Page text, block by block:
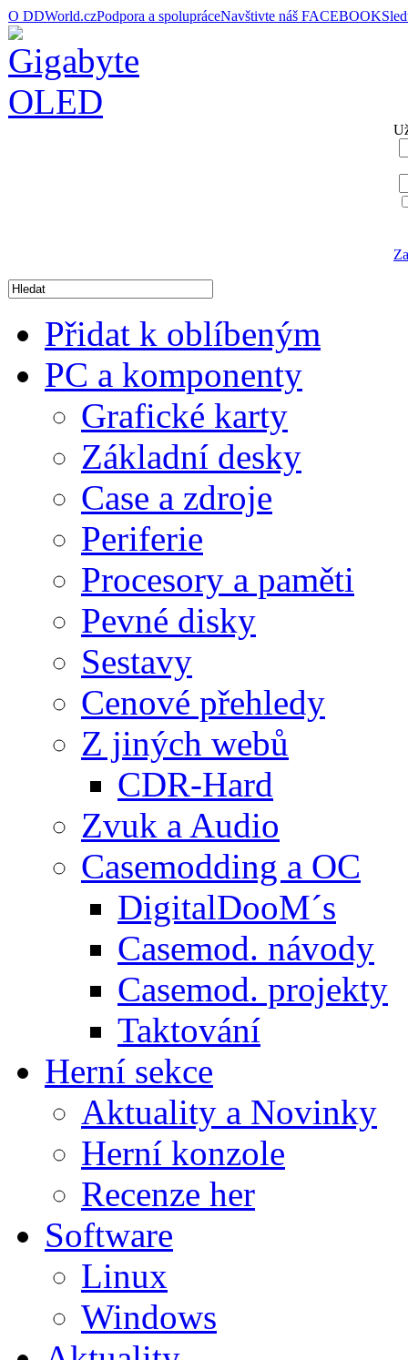
O DDWorld.czPodpora a spolupráceNavštivte náš FACEBOOK
Přidat k oblíbeným
PC a komponenty
Grafické karty
Základní desky
Case a zdroje
Periferie
Procesory a paměti
Pevné disky
Sestavy
Cenové přehledy
Z jiných webů
CDR-Hard
Zvuk a Audio
Casemodding a OC
DigitalDooM´s
Casemod. návody
Casemod. projekty
Taktování
Herní sekce
Aktuality a Novinky
Herní konzole
Recenze her
Software
Linux
Windows